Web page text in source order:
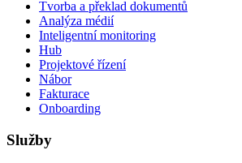
Tvorba a překlad dokumentů
Analýza médií
Inteligentní monitoring
Hub
Projektové řízení
Nábor
Fakturace
Onboarding
Služby